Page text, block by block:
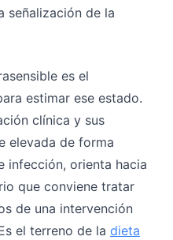
señalización de la
es el
estimar ese estado.
clínica y sus
elevada de forma
infección, orienta hacia
que conviene tratar
de una intervención
el terreno de la dieta